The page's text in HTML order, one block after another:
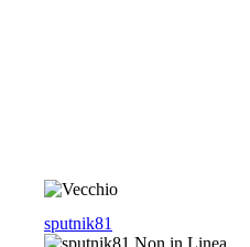
sputnik81